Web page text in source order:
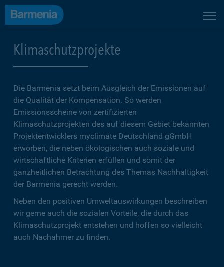
Klimaschutzprojekte
Die Barmenia setzt beim Ausgleich der Emissionen auf
die Qualität der Kompensation. So werden
Emissionsscheine von zertifizierten
Klimaschutzprojekten des auf diesem Gebiet bekannten
Projektentwicklers myclimate Deutschland gGmbH
erworben, die neben ökologischen auch soziale und
wirtschaftliche Kriterien erfüllen und somit der
ganzheitlichen Betrachtung des Themas Nachhaltigkeit
der Barmenia gerecht werden.
Neben den positiven Umweltauswirkungen beschreiben
wir gerne auch die sozialen Vorteile, die durch das
Klimaschutzprojekt entstehen und hoffen so vielleicht
auch Nachahmer zu finden.